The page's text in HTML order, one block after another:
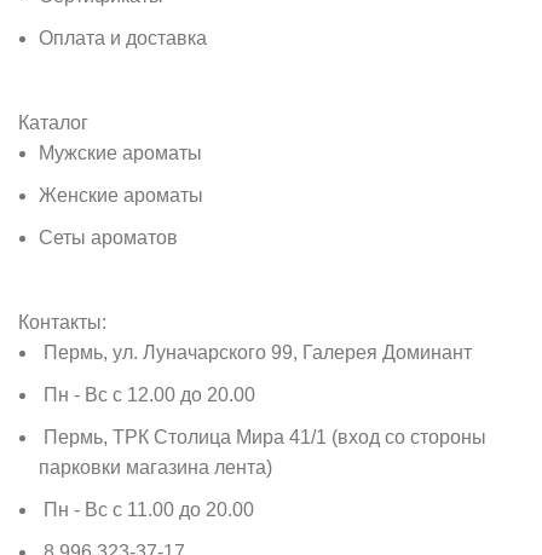
Оплата и доставка
Каталог
Мужские ароматы
Женские ароматы
Сеты ароматов
Контакты:
Пермь, ул. Луначарского 99, Галерея Доминант
Пн - Вс с 12.00 до 20.00
Пермь, ТРК Столица Мира 41/1 (вход со стороны
парковки магазина лента)
Пн - Вс с 11.00 до 20.00